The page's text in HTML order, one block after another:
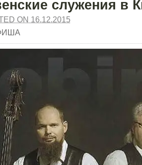
служения в
ON 16.12.2015